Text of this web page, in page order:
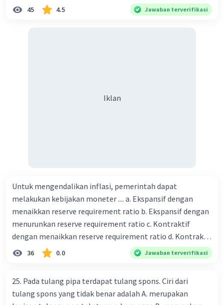
dari satu. Banyak karung beras kemasan 25 kg adalah 50
buah. Banyak karung beras kemasan 50 kg adalah 150
harus dibayar oleh Bu Vina? A. Rp2.540.000 C. Rp2.312.000 B.
45 4.5 Jawaban terverifikasi
Iklan
Untuk mengendalikan inflasi, pemerintah dapat
melakukan kebijakan moneter .... a. Ekspansif dengan
menaikkan reserve requirement ratio b. Ekspansif dengan
menurunkan reserve requirement ratio c. Kontraktif
dengan menaikkan reserve requirement ratio d. Kontraktif
dengan menurunkan reserve requirement ratio e.
Ekspansif dengan menaikkan tingkat diskonto Bila Bank
ceteris paribus maka .... a. Menimbulkan inflasi di mana
bentuk kurva jumlah uang beredar (penawaran uang) naik
36 0.0 Jawaban terverifikasi
25. Pada tulang pipa terdapat tulang spons. Ciri dari
tulang spons yang tidak benar adalah A. merupakan